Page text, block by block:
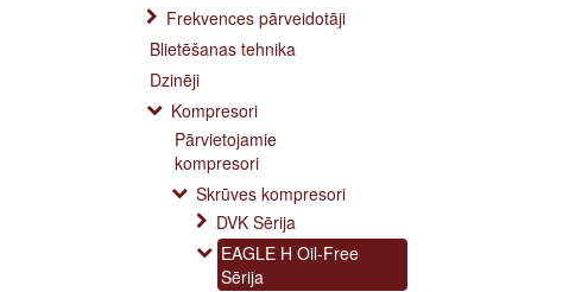
Frekvences pārveidotāji
Blietēšanas tehnika
Dzinēji
Kompresori
Pārvietojamie
kompresori
Skrūves kompresori
DVK Sērija
EAGLE H Oil-Free
Sērija